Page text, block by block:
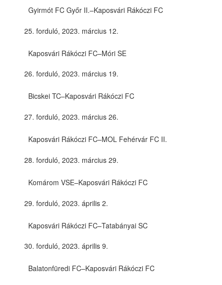
Gyirmót FC Győr II.–Kaposvári Rákóczi FC
forduló, 2023. március 12.
Kaposvári Rákóczi FC–Móri SE
forduló, 2023. március 19.
Bicskei TC–Kaposvári Rákóczi FC
forduló, 2023. március 26.
Kaposvári Rákóczi FC–MOL Fehérvár FC II.
forduló, 2023. március 29.
Komárom VSE–Kaposvári Rákóczi FC
forduló, 2023. április 2.
Kaposvári Rákóczi FC–Tatabányai SC
forduló, 2023. április 9.
Balatonfüredi FC–Kaposvári Rákóczi FC